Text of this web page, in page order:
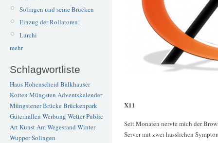
Solingen und seine Brücken
Einzug der Rollatoren!
Lurchi
mehr
Schlagwortliste
Haus Hohenscheid Balkhauser
Kotten Müngsten Adventskalender
Müngstener BrückeBrückenpark
Güterhallen Werbung WetterPublic
ArtKunstAm Wegesrand Winter
WupperSolingen
X11
Seit Monaten nervte mich der
Server mit zwei hässlichen